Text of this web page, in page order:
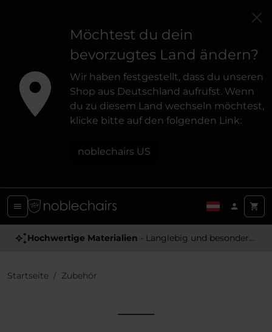
Möchtest du dein
bevorzugtes Land ändern?
Wir haben festgestellt, dass du unseren
Shop aus Deutschland aufrufst. Wenn
du zu diesem Land wechseln möchtest,
klicke bitte auf den folgenden Link:
noblechairs US
Hochwertige Materialien - Langlebig und besonders Angenehm
Startseite Zubehör